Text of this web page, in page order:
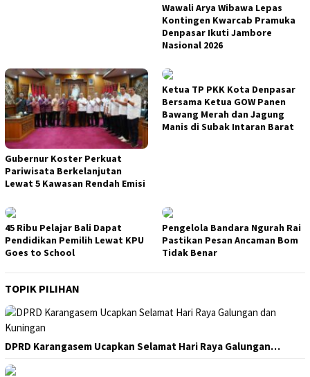
Wawali Arya Wibawa Lepas
Kontingen Kwarcab Pramuka
Denpasar Ikuti Jambore
Nasional 2026
Gubernur Koster Perkuat
Pariwisata Berkelanjutan
Lewat 5 Kawasan Rendah Emisi
Ketua TP PKK Kota Denpasar
Bersama Ketua GOW Panen
Bawang Merah dan Jagung
Manis di Subak Intaran Barat
45 Ribu Pelajar Bali Dapat
Pendidikan Pemilih Lewat KPU
Goes to School
Pengelola Bandara Ngurah Rai
Pastikan Pesan Ancaman Bom
Tidak Benar
TOPIK PILIHAN
DPRD Karangasem Ucapkan Selamat Hari Raya Galungan…